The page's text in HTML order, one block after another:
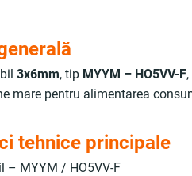
3x6mm, tip MYYM – HO5VV-F
mare pentru alimentarea
tehnice principale
– MYYM / HO5VV-F